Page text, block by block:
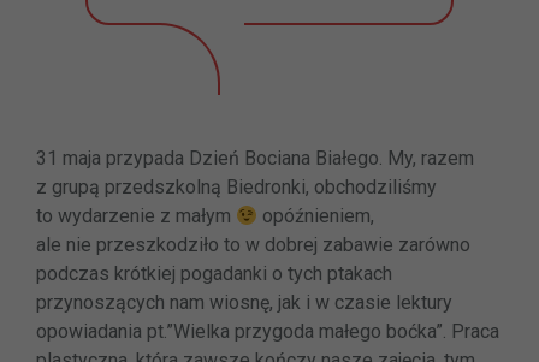
31 maja przypada Dzień Bociana Białego. My, razem
z grupą przedszkolną Biedronki, obchodziliśmy
to wydarzenie z małym
opóźnieniem,
ale nie przeszkodziło to w dobrej zabawie zarówno
podczas krótkiej pogadanki o tych ptakach
przynoszących nam wiosnę, jak i w czasie lektury
opowiadania pt.”Wielka przygoda małego boćka”. Praca